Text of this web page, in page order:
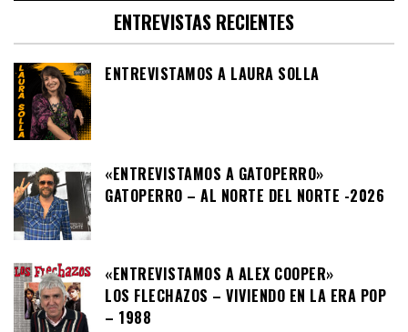
ENTREVISTAS RECIENTES
ENTREVISTAMOS A LAURA SOLLA
«ENTREVISTAMOS A GATOPERRO»
GATOPERRO – AL NORTE DEL NORTE -2026
«ENTREVISTAMOS A ALEX COOPER»
LOS FLECHAZOS – VIVIENDO EN LA ERA POP
– 1988